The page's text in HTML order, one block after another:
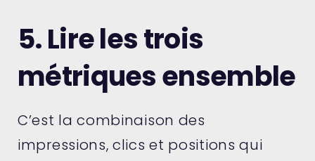
5. Lire les trois
métriques ensemble
C’est la combinaison des
impressions, clics et positions qui